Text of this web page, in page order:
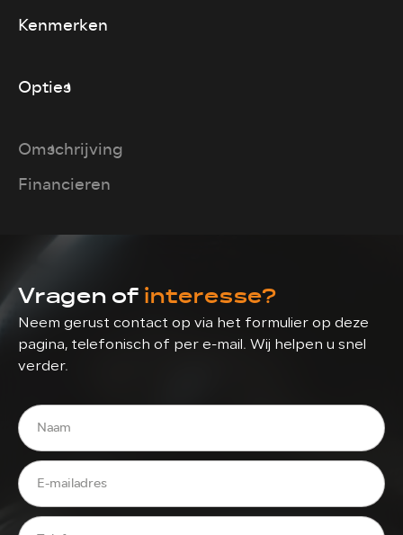
Kenmerken
Opties
Omschrijving
Financieren
Vragen of interesse?
Neem gerust contact op via het formulier op deze
pagina, telefonisch of per e-mail. Wij helpen u snel
verder.